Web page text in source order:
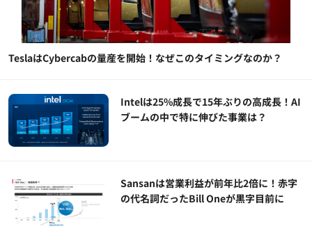
TeslaはCybercabの量産を開始！なぜこのタイミングなのか？
Intelは25%成長で15年ぶりの高成長！AI
ブームの中で特に伸びた事業は？
Sansanは営業利益が前年比2倍に！赤字
の代名詞だったBill Oneが黒字目前に